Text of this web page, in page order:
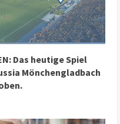
Das heutige Spiel
Mönchengladbach